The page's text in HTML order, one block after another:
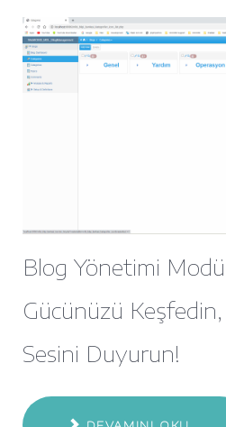
Blog Yönetimi
Gücünüzü Keşfedin,
Sesini Duyurun!